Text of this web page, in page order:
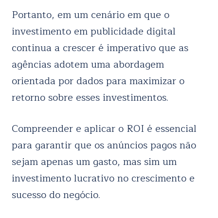
Portanto, em um cenário em que o
investimento em publicidade digital
continua a crescer é imperativo que as
agências adotem uma abordagem
orientada por dados para maximizar o
retorno sobre esses investimentos.
Compreender e aplicar o ROI é essencial
para garantir que os anúncios pagos não
sejam apenas um gasto, mas sim um
investimento lucrativo no crescimento e
sucesso do negócio.